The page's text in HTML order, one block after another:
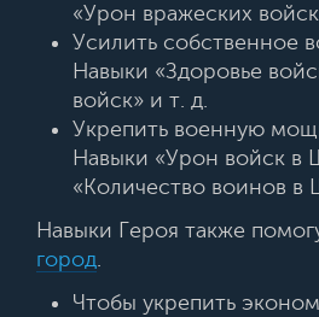
«Урон вражеских
Усилить собственное
Навыки «Здоровье
войск» и т. д.
Укрепить военную
Навыки «Урон войск в
«Количество воинов в
Навыки Героя также
город.
Чтобы укрепить